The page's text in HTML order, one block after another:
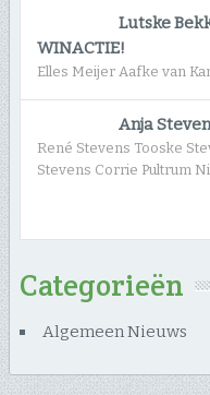
Lutske
WINACTIE!
Elles Meijer Aafke van
Anja
René Stevens Tooske
Stevens Corrie Pultrum
Categorieën
Algemeen Nieuws